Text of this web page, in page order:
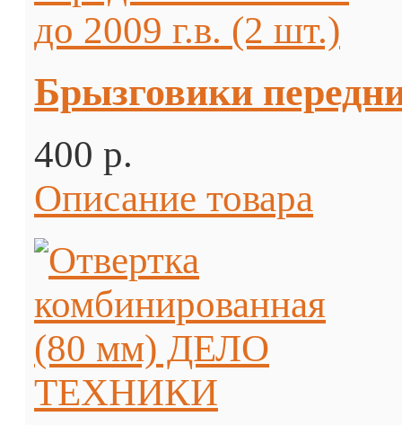
Брызговики
400 p.
Описание товара